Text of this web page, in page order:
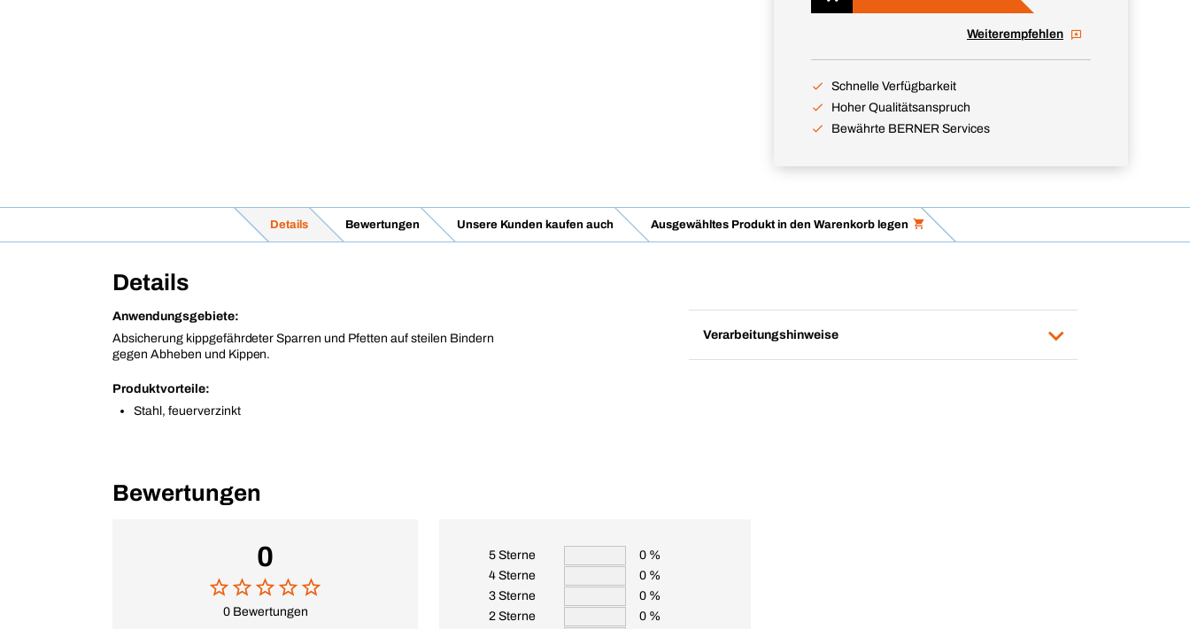
Weiterempfehlen
Schnelle Verfügbarkeit
Hoher Qualitätsanspruch
Bewährte BERNER Services
Details Bewertungen Unsere Kunden kaufen auch Ausgewähltes Produkt in den Warenkorb legen
Details
Anwendungsgebiete:
Absicherung kippgefährdeter Sparren und Pfetten auf steilen Bindern
gegen Abheben und Kippen.
Produktvorteile:
Stahl, feuerverzinkt
Verarbeitungshinweise
Bewertungen
0
0 Bewertungen
5 Sterne
0 %
4 Sterne
0 %
3 Sterne
0 %
2 Sterne
0 %